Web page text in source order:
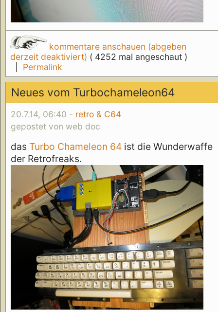
kommentare anschauen (abgeben
derzeit deaktiviert) ( 4252 mal angeschaut )
Permalink
Neues vom Turbochameleon64
20.7.14, 06:40 - retro & C64
gepostet von web doc
das Turbo Chameleon 64 ist die Wunderwaffe
der Retrofreaks.